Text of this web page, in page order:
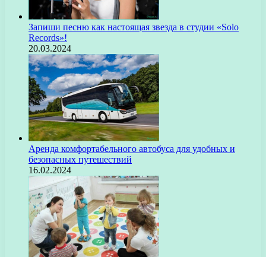
Запиши песню как настоящая звезда в студии «Solo
Records»!
20.03.2024
Аренда комфортабельного автобуса для удобных и
безопасных путешествий
16.02.2024